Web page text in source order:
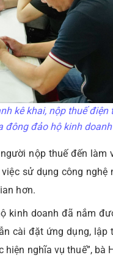
kê khai, nộp thuế
đông đảo hộ kinh doanh
nộp thuế đến làm
sử dụng công
hơn.
kinh doanh đã nắm
cài đặt ứng dụng,
nghĩa vụ thuế”, bà